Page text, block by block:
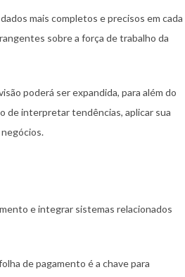
mais completos e precisos em cada
sobre a força de trabalho da
poderá ser expandida, para além do
de interpretar tendências, aplicar sua
e integrar sistemas relacionados
de pagamento é a chave para